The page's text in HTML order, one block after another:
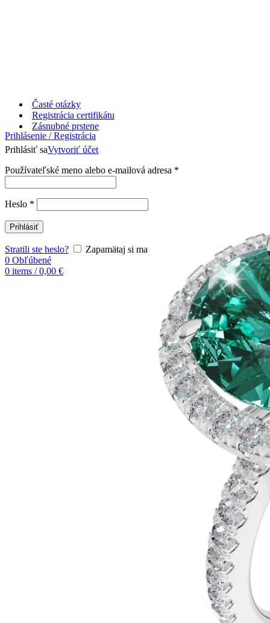
Časté otázky
Registrácia certifikátu
Prihlásenie / Registrácia
Prihlásiť saVytvoriť účet
Používateľské meno alebo e-mailová adresa *
Heslo *
Prihlásiť
Stratili ste heslo?
Zapamätaj si ma
0 Obľúbené
0 items / 0,00 €
Zásnubné prstene